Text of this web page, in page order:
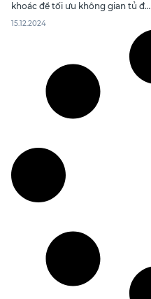
khoác để tối ưu không gian tủ đồ
quần áo của mình? Trong bài viết
sau Canifa bật mí tới bạn 8 cách
15.12.2024